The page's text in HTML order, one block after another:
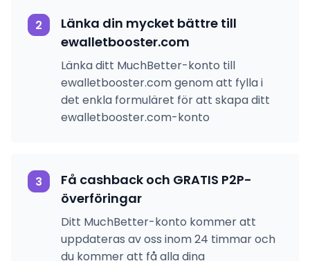
2
Länka din mycket bättre till
ewalletbooster.com
Länka ditt MuchBetter-konto till
ewalletbooster.com genom att fylla i
det enkla formuläret för att skapa ditt
ewalletbooster.com-konto
3
Få cashback och GRATIS P2P-
överföringar
Ditt MuchBetter-konto kommer att
uppdateras av oss inom 24 timmar och
du kommer att få alla dina